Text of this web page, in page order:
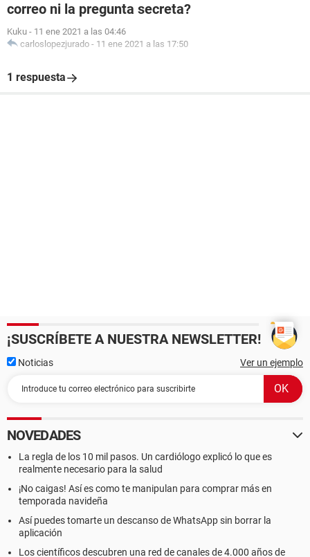
correo ni la pregunta secreta?
Kuku - 11 ene 2021 a las 04:46
carloslopezjurado - 11 ene 2021 a las 17:50
1 respuesta
¡SUSCRÍBETE A NUESTRA NEWSLETTER!
Noticias Ver un ejemplo
NOVEDADES
La regla de los 10 mil pasos. Un cardiólogo explicó lo que es
realmente necesario para la salud
¡No caigas! Así es como te manipulan para comprar más en
temporada navideña
Así puedes tomarte un descanso de WhatsApp sin borrar la
aplicación
Los científicos descubren una red de canales de 4.000 años de